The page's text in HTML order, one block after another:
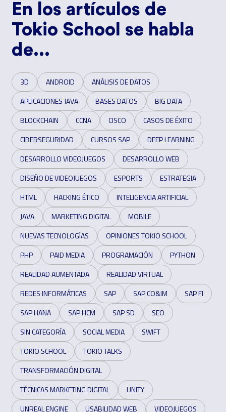
En los artículos de
Tokio School se habla
de...
3D ANDROID
ANÁLISIS DE DATOS
APLICACIONES JAVA
BASES DATOS
BIG DATA
BLOCKCHAIN
CCNA CISCO
CASOS DE ÉXITO
CIBERSEGURIDAD
CURSOS SAP
DEEP LEARNING
DESARROLLO VIDEOJUEGOS
DESARROLLO WEB
DISEÑO DE VIDEOJUEGOS
ESPORTS
ESTRATEGIA
HTML
HACKING ÉTICO
INTELIGENCIA ARTIFICIAL
JAVA
MARKETING DIGITAL
MOBILE
NUEVAS TECNOLOGÍAS
OPINIONES TOKIO SCHOOL
PHP
PAID MEDIA PROGRAMACIÓN
PYTHON
REALIDAD AUMENTADA
REALIDAD VIRTUAL
REDES INFORMÁTICAS
SAP SAP CO&IM
SAP FI
SAP HANA
SAP HCM SAP SD
SEO
SIN CATEGORÍA
SOCIAL MEDIA
SWIFT
TOKIO SCHOOL
TOKIO TALKS
TRANSFORMACIÓN DIGITAL
TÉCNICAS MARKETING DIGITAL
UNITY
UNREAL ENGINE
USABILIDAD WEB VIDEOJUEGOS